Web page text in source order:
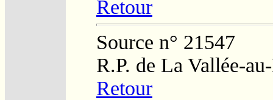
Retour
Source n° 21547
R.P. de La Vallée-
Retour